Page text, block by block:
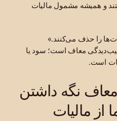
و همیشه مشمول مالیات
را حذف می‌کنند.»
معاف است؛ سود یا
است.
نگه داشتن
مالیات